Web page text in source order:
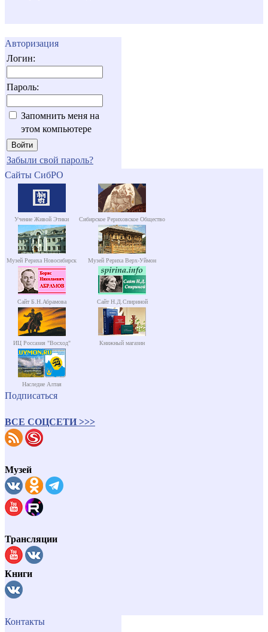
Авторизация
Логин:
Пароль:
Запомнить меня на
этом компьютере
Забыли свой пароль?
Сайты СибРО
Учение Живой Этики Сибирское Рериховское Общество
Музей Рериха Новосибирск Музей Рериха Верх-Уймон
Сайт Б.Н.Абрамова Сайт Н.Д.Спириной
ИЦ Россазия "Восход" Книжный магазин
Наследие Алтая
Подписаться
ВСЕ СОЦСЕТИ >>>
Музей
Трансляции
Книги
Контакты